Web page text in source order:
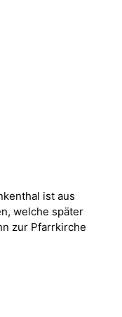
ist aus
welche später
zur Pfarrkirche